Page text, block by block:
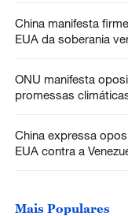
China manifesta
EUA da soberania
ONU manifesta
promessas
China expressa
EUA contra a
Mais Populares